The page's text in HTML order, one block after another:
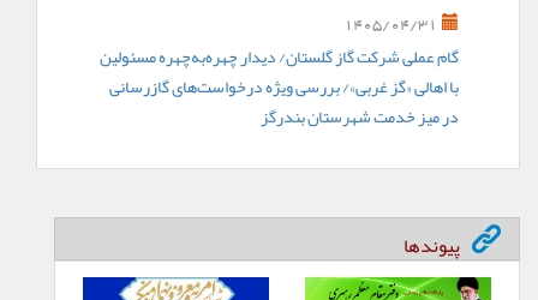
1405/04/31
گام عملی شرکت گاز گلستان/ دیدار چهره‌به‌چهره مسئولین
با اهالی «گز غربی»/ بررسی ویژه درخواست‌های گازرسانی
در میز خدمت شهرستان بندرگز
پیوندها